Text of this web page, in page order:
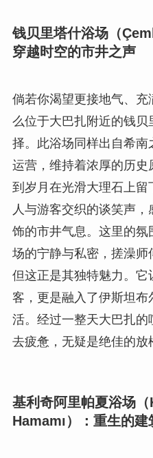
钱贝里塔什浴场（
穿越时空的市井之声
倘若你渴望更接地气、
么位于大巴扎附近的钱
择。此浴场同样出自希
运营，维持着浓厚的历
到岁月在光滑大理石上
人与游客交织的谈笑声
饰的市井气息。这里的
场的宁静与私密，搓澡师
但这正是其独特魅力。
客，更是融入了伊斯坦布
活。经过一整天大巴扎
去疲惫，无疑是绝佳的放
基利奇阿里帕夏浴场（
Hamamı）：重生的建